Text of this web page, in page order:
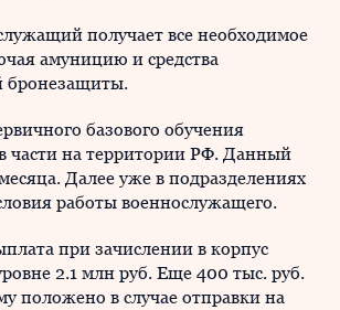
получает все необходимое
амуницию и средства
бронезащиты.
базового обучения
части на территории РФ. Данный
Далее уже в подразделениях
работы военнослужащего.
при зачислении в корпус
2.1 млн руб. Еще 400 тыс. руб.
положено в случае отправки на